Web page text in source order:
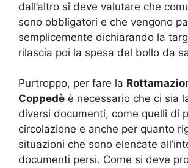
dall’altro si deve valutare che
sono obbligatori e che vengono
semplicemente dichiarando la
rilascia poi la spesa del bollo da
Purtroppo, per fare la
Coppedè è necessario che ci sia
diversi documenti, come quelli di
circolazione e anche per quanto
situazioni che sono elencate
documenti persi. Come si deve